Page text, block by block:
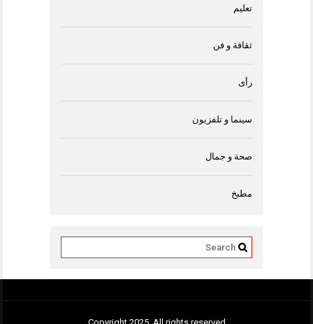
تعليم
ثقافة و فن
رأى
سينما و تلفزيون
صحة و جمال
مطبخ